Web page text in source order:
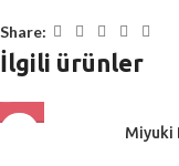
Share:
İlgili ürünler
Miyuki